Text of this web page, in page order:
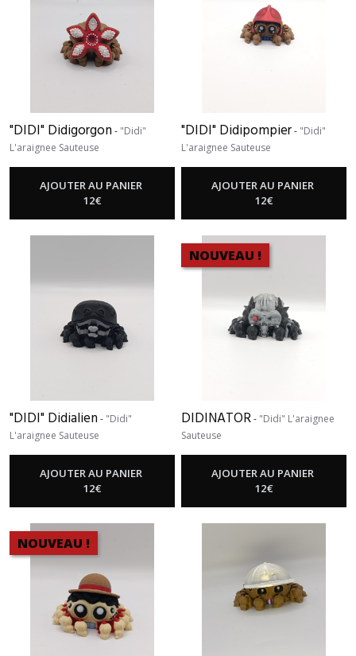
"DIDI" Didigorgon - "Didi"
L'araignee Sauteuse
AJOUTER AU PANIER
12€
"DIDI" Didipompier- "Didi"
L'araignee Sauteuse
AJOUTER AU PANIER
12€
"DIDI" Didialien - "Didi"
L'araignee Sauteuse
AJOUTER AU PANIER
12€
NOUVEAU !
DIDINATOR- "Didi" L'araignee
Sauteuse
AJOUTER AU PANIER
12€
NOUVEAU !